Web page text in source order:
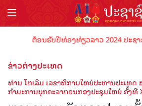
ຕ້ອນຮັບປີທ່ອງທ່ຽວລາວ 2024 ປະຊ
ຂ່າວຕ່າງປະເທດ
ທ່ານ ໂຕເລິມ ເລຂາທິການໃຫຍ່ປະທານປະເທ
ກຳມະການບຸກຄະລາກອນກອງປະຊຸມໃຫຍ່ ຄັ້ງທີ